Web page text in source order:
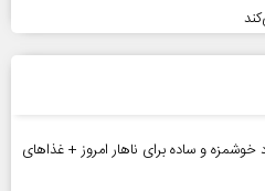
کنم؟ | ۲۰ پیشنهاد خوشمزه و ساده برای ناهار امروز + غذاهای